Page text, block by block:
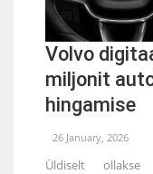
Volvo
miljonit
hingamise
26 January, 2026
Üldiselt